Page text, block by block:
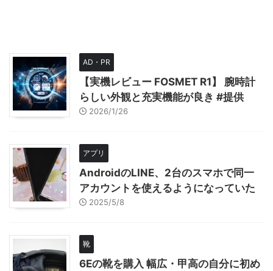
AD・PR
【実機レビュー FOSMET R1】 腕時計
らしい外観と充実機能が良き #提供
2026/1/26
アプリ
AndroidのLINE、2台のスマホで同一
アカウントを使えるようになっていた
2025/5/8
靴
6Eの靴を購入 幅広・甲高の自分に初め